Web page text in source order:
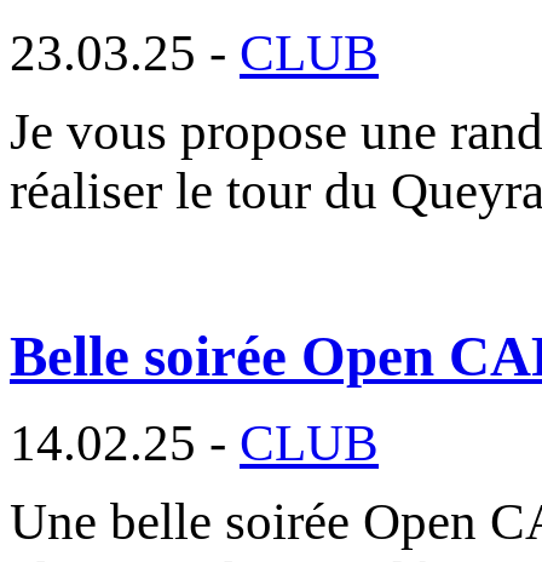
23.03.25 - CLUB
Je vous propose une
réaliser le tour du
Belle soirée Open
14.02.25 - CLUB
Une belle soirée Open